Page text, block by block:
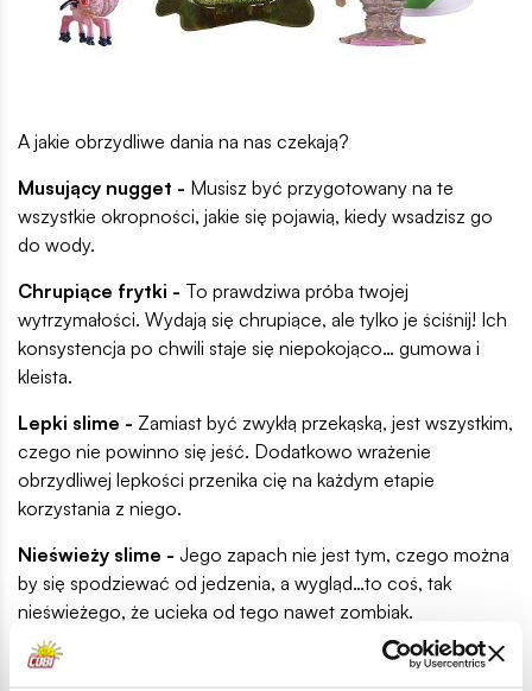
A jakie obrzydliwe dania na nas czekają?
Musujący nugget - Musisz być przygotowany na te
wszystkie okropności, jakie się pojawią, kiedy wsadzisz go
do wody.
Chrupiące frytki - To prawdziwa próba twojej
wytrzymałości. Wydają się chrupiące, ale tylko je ściśnij! Ich
konsystencja po chwili staje się niepokojąco… gumowa i
kleista.
Lepki slime - Zamiast być zwykłą przekąską, jest wszystkim,
czego nie powinno się jeść. Dodatkowo wrażenie
obrzydliwej lepkości przenika cię na każdym etapie
korzystania z niego.
Nieświeży slime - Jego zapach nie jest tym, czego można
by się spodziewać od jedzenia, a wygląd…to coś, tak
nieświeżego, że ucieka od tego nawet zombiak.
Piankowy deser lodowy i Piankowy shake